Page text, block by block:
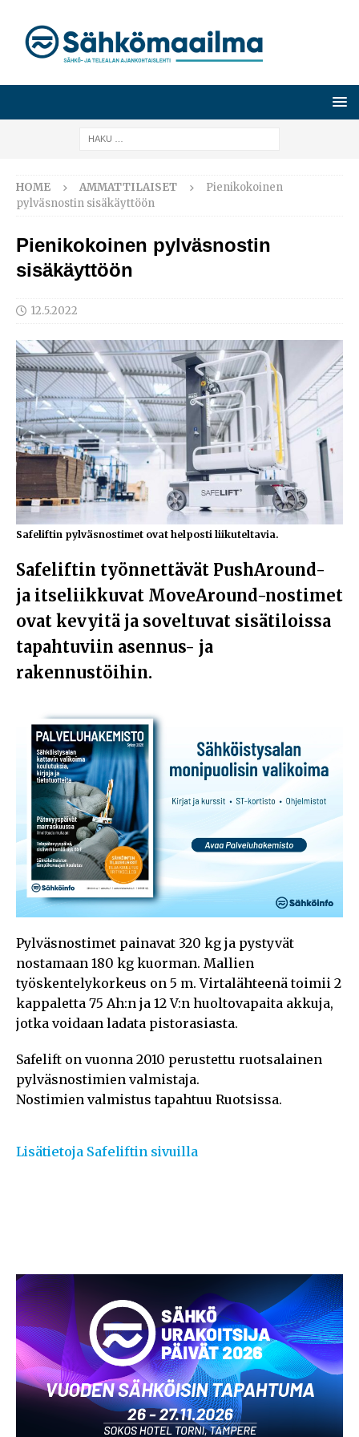
HOME AMMATTILAISET
Pienikokoinen
pylväsnostin sisäkäyttöön
Pienikokoinen pylväsnostin
sisäkäyttöön
12.5.2022
Safeliftin pylväsnostimet ovat helposti liikuteltavia.
Safeliftin työnnettävät PushAround-
ja itseliikkuvat MoveAround-nostimet
ovat kevyitä ja soveltuvat sisätiloissa
tapahtuviin asennus- ja
rakennustöihin.
Pylväsnostimet painavat 320 kg ja pystyvät
nostamaan 180 kg kuorman. Mallien
työskentelykorkeus on 5 m. Virtalähteenä toimii 2
kappaletta 75 Ah:n ja 12 V:n huoltovapaita akkuja,
jotka voidaan ladata pistorasiasta.
Safelift on vuonna 2010 perustettu ruotsalainen
pylväsnostimien valmistaja.
Nostimien valmistus tapahtuu Ruotsissa.
Lisätietoja Safeliftin sivuilla